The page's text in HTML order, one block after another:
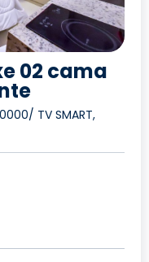
02 cama
TV SMART,